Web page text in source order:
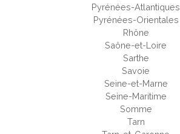
Pyrénées-Atlantiques
Pyrénées-Orientales
Rhône
Saône-et-Loire
Sarthe
Savoie
Seine-et-Marne
Seine-Maritime
Somme
Tarn